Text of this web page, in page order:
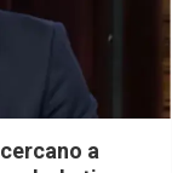
a